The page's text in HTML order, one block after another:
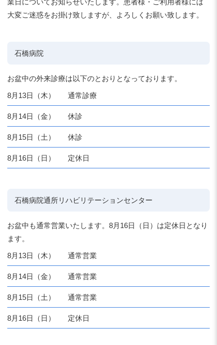
業日についてお知らせいたします。患者様・ご利用者様には
大変ご迷惑をお掛け致しますが、よろしくお願い致します。
石橋病院
お盆中の外来診療は以下のとおりとなっております。
8月13日（木） 通常診療
8月14日（金） 休診
8月15日（土） 休診
8月16日（日） 定休日
石橋病院通所リハビリテーションセンター
お盆中も通常営業いたします。8月16日（日）は定休日となり
ます。
8月13日（木） 通常営業
8月14日（金） 通常営業
8月15日（土） 通常営業
8月16日（日） 定休日